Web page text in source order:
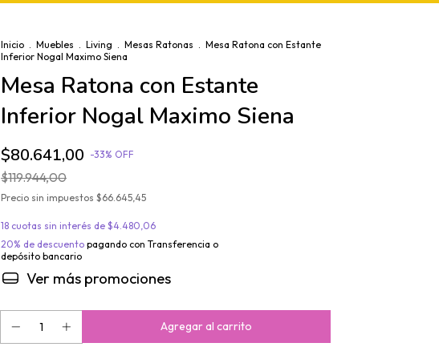
Inicio . Muebles . Living . Mesas Ratonas . Mesa Ratona con Estante
Inferior Nogal Maximo Siena
Mesa Ratona con Estante
Inferior Nogal Maximo Siena
$80.641,00 -33% OFF
$119.944,00
Precio sin impuestos $66.645,45
18 cuotas sin interés de $4.480,06
20% de descuento pagando con Transferencia o
depósito bancario